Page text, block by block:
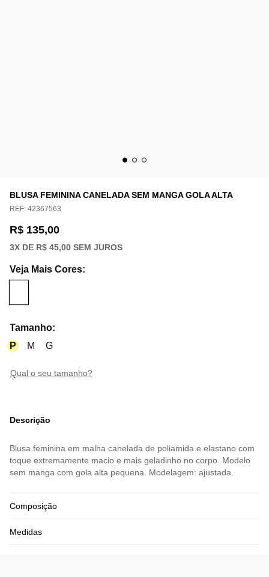
BLUSA FEMININA CANELADA SEM MANGA GOLA ALTA
REF: 42367563
R$ 135,00
3X DE R$ 45,00 SEM JUROS
Veja Mais Cores:
Tamanho:
P
M G
qual o seu tamanho?
Descrição
Blusa feminina em malha canelada de poliamida e elastano com
toque extremamente macio e mais geladinho no corpo. Modelo
sem manga com gola alta pequena. Modelagem: ajustada.
Composição
Medidas